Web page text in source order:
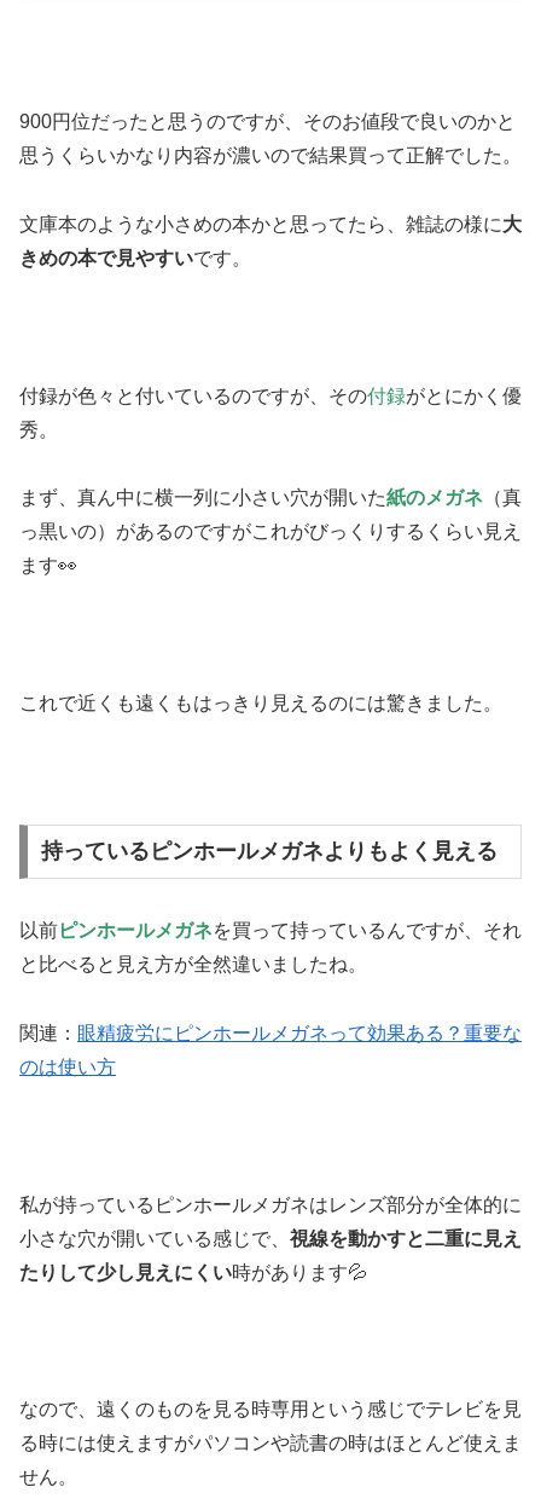
900円位だったと思うのですが、そのお値段で良いのかと
思うくらいかなり内容が濃いので結果買って正解でした。
文庫本のような小さめの本かと思ってたら、雑誌の様に大
きめの本で見やすいです。
付録が色々と付いているのですが、その付録がとにかく優
秀。
まず、真ん中に横一列に小さい穴が開いた紙のメガネ （真
っ黒いの）があるのですがこれがびっくりするくらい見え
ます👀
これで近くも遠くもはっきり見えるのには驚きました。
持っているピンホールメガネよりもよく見える
以前ピンホールメガネを買って持っているんですが、それ
と比べると見え方が全然違いましたね。
関連： 眼精疲労にピンホールメガネって効果ある？重要な
のは使い方
私が持っているピンホールメガネはレンズ部分が全体的に
小さな穴が開いている感じで、 視線を動かすと二重に見え
たりして少し見えにくい時があります💦
なので、遠くのものを見る時専用という感じでテレビを見
る時には使えますがパソコンや読書の時はほとんど使えま
せん。